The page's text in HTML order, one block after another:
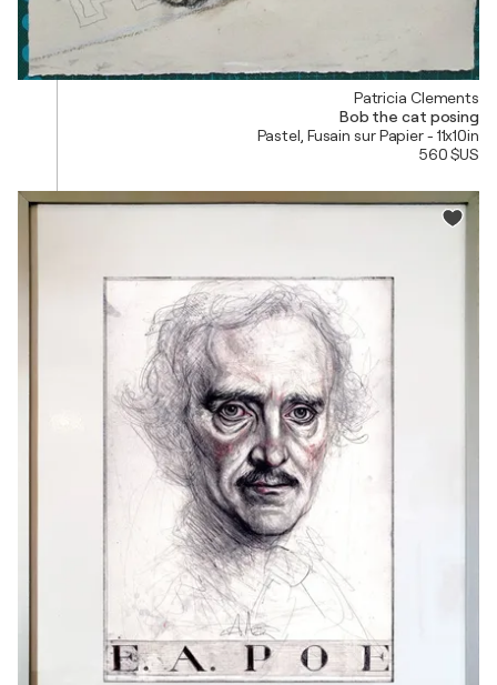
Patricia Clements
Bob the cat posing
Pastel, Fusain sur Papier - 11x10in
560 $US